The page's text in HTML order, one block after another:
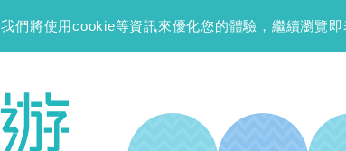
我們將使用cookie等資訊來優化您的體驗，繼續瀏覽